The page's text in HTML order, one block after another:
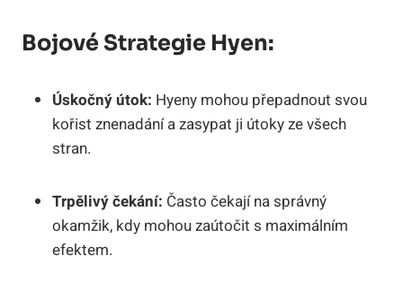
Bojové Strategie Hyen:
Úskočný útok: Hyeny mohou přepadnout svou
kořist znenadání a zasypat ji útoky ze všech
stran.
Trpělivý čekání: Často čekají na správný
okamžik, kdy mohou zaútočit s maximálním
efektem.